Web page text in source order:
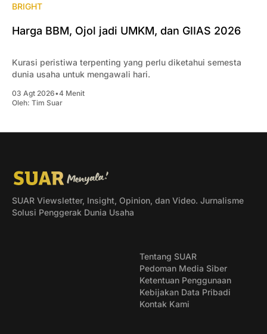
BRIGHT
Harga BBM, Ojol jadi UMKM, dan GIIAS 2026
Kurasi peristiwa terpenting yang perlu diketahui semesta
dunia usaha untuk mengawali hari.
03 Agt 2026•4 Menit
Oleh: Tim Suar
SUAR Viewsletter, Insight, Opinion, dan Video. Jurnalisme
Solusi Penggerak Dunia Usaha
Tentang SUAR
Pedoman Media Siber
Ketentuan Penggunaan
Kebijakan Data Pribadi
Kontak Kami